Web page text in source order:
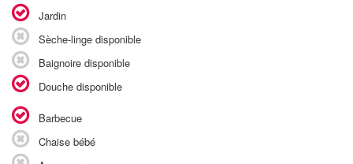
Jardin
Sèche-linge disponible
Baignoire disponible
Douche disponible
Barbecue
Chaise bébé